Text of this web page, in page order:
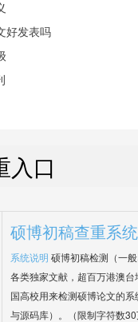
好发表吗
入口
硕博初稿查重系统
系统说明 硕博初稿检测（一
各类独家文献，超百万港澳
国高校用来检测硕博论文的
与源码库）。（限制字符数30